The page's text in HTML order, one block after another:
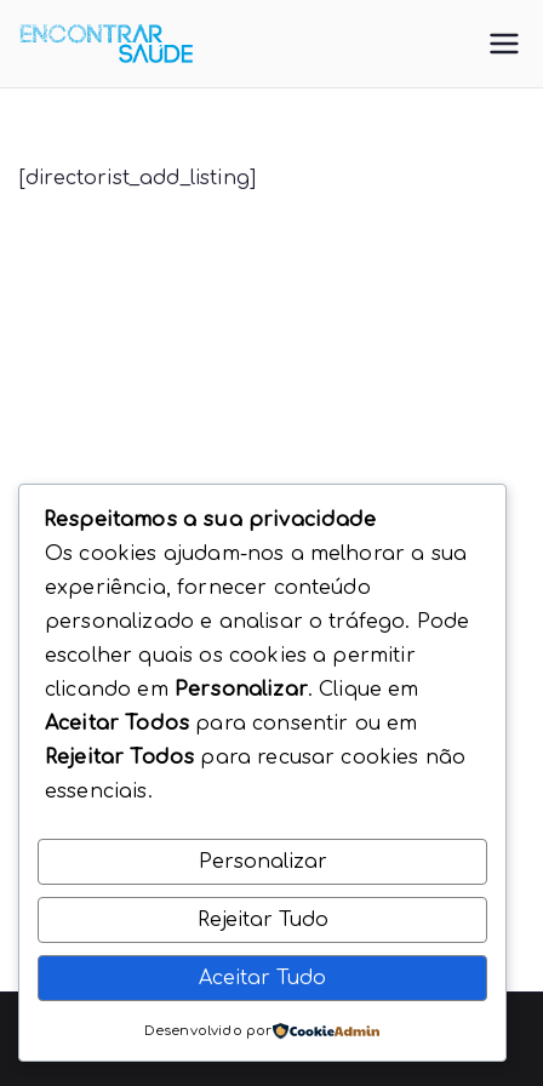
para
o
EncontrarSa
[directorist_add_listing]
Respeitamos a sua privacidade
Os cookies ajudam-nos a melhorar a sua
experiência, fornecer conteúdo
personalizado e analisar o tráfego. Pode
escolher quais os cookies a permitir
clicando em Personalizar. Clique em
Aceitar Todos para consentir ou em
Rejeitar Todos para recusar cookies não
essenciais.
Personalizar
Rejeitar Tudo
Aceitar Tudo
Desenvolvido por